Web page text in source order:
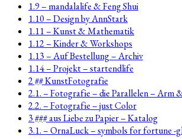
1.9 – mandalalife & Feng Shui
1.10 – Design by AnnStark
1.11 – Kunst & Mathematik
1.12 – Kinder & Workshops
1.13 – Auf Bestellung – Archiv
1.14 – Projekt – startendlife
2 ## KunstFotografie
2.1. – Fotografie – die Parallelen – Arm
2.2. – Fotografie – just Color
3 ### aus Liebe zu Papier – Katalog
3.1. – OrnaLuck – symbols for fortune -